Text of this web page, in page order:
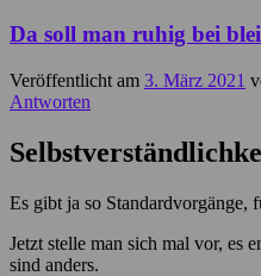
Da soll man ruhig bei
Veröffentlicht am 3. März 2021
Antworten
Es gibt ja so Standardvorgänge,
Jetzt stelle man sich mal vor, es
sind anders.